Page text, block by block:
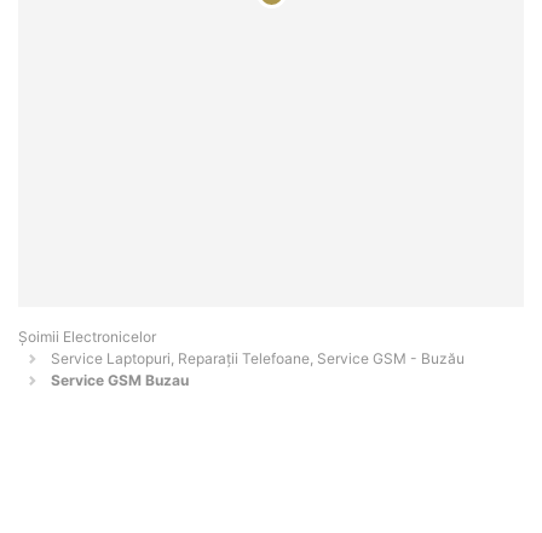
Șoimii Electronicelor
Service Laptopuri, Reparații Telefoane, Service GSM - Buzău
Service GSM Buzau